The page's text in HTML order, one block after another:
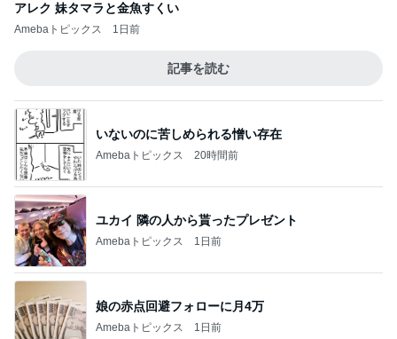
アレク 妹タマラと金魚すくい
Amebaトピックス 1日前
記事を読む
いないのに苦しめられる憎い存在
Amebaトピックス 20時間前
ユカイ 隣の人から貰ったプレゼント
Amebaトピックス 1日前
娘の赤点回避フォローに月4万
Amebaトピックス 1日前